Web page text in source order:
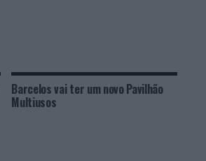
Barcelos vai ter um novo Pavilhão
Multiusos